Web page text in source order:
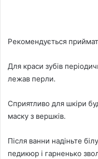
Рекомендується
Для краси зубів
лежав перли.
Сприятливо для шкіри
маску з вершків.
Після ванни надіньте
педикюр і гарненько